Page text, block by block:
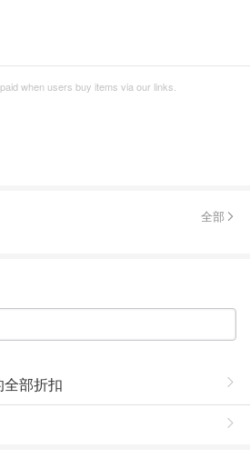
when users buy items via our links.
全部
部折扣